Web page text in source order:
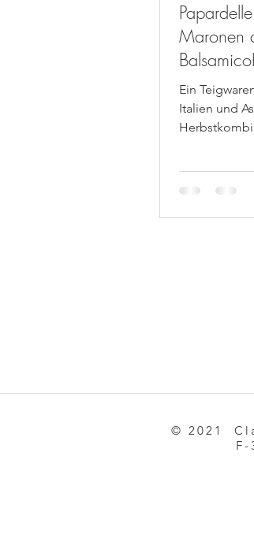
Maronen
Ein Teigwarengericht
Italien und Asien . Diese
© 2021
F-